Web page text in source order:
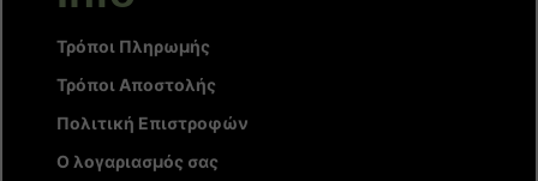
Τρόποι Πληρωμής
Τρόποι Αποστολής
Πολιτική Επιστροφών
Ο λογαριασμός σας